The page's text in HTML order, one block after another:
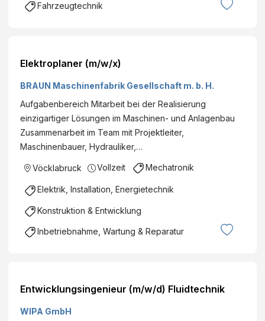
Fahrzeugtechnik
Elektroplaner (m/w/x)
BRAUN Maschinenfabrik Gesellschaft m. b. H.
Aufgabenbereich Mitarbeit bei der Realisierung
einzigartiger Lösungen im Maschinen- und Anlagenbau
Zusammenarbeit im Team mit Projektleiter,
Maschinenbauer, Hydrauliker,…
Vöcklabruck Vollzeit Mechatronik
Elektrik, Installation, Energietechnik
Konstruktion & Entwicklung
Inbetriebnahme, Wartung & Reparatur
Entwicklungsingenieur (m/w/d) Fluidtechnik
WIPA GmbH